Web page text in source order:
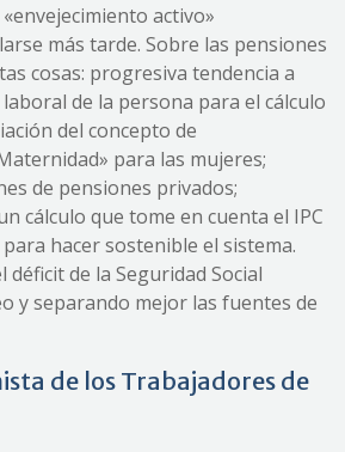
activo»
más tarde. Sobre las pensiones
cosas: progresiva tendencia a
de la persona para el cálculo
del concepto de
para las mujeres;
de pensiones privados;
cálculo que tome en cuenta el IPC
hacer sostenible el sistema.
déficit de la Seguridad Social
y separando mejor las fuentes de
de los Trabajadores de